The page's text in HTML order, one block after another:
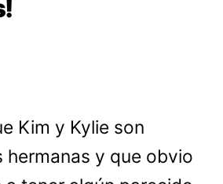
Kim y Kylie son
hermanas y que obvio